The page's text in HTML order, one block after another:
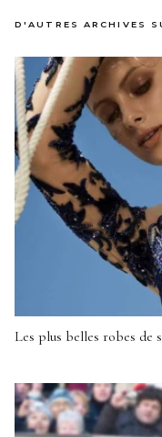
D'AUTRES ARCHIVES
Les plus belles robes de